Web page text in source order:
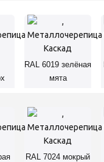
RAL 6019 зелёная
мята
RAL 7024 мокрый